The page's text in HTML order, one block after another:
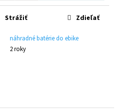
náhradné batérie do ebike
2 roky
Strážiť Zdieľať